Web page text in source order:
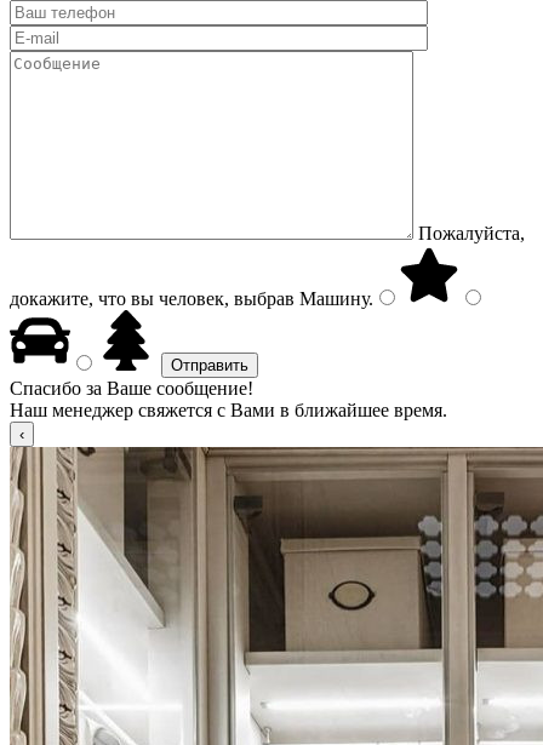
Пожалуйста,
докажите, что вы человек, выбрав Машину.
Спасибо за Ваше сообщение!
Наш менеджер свяжется с Вами в ближайшее время.